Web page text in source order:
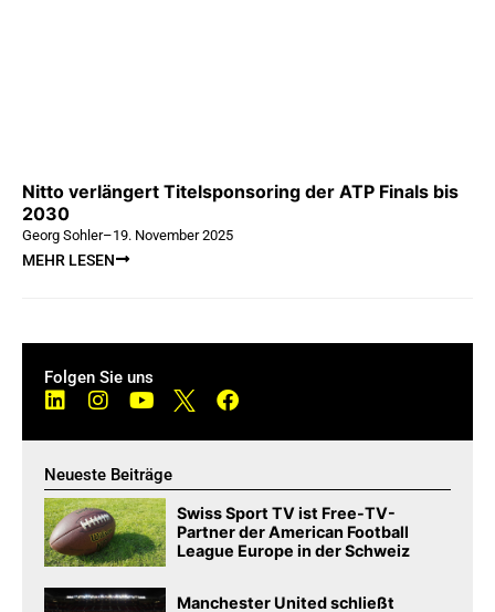
Nitto verlängert Titelsponsoring der ATP Finals bis
2030
Georg Sohler–19. November 2025
MEHR LESEN
Folgen Sie uns
Neueste Beiträge
Swiss Sport TV ist Free-TV-
Partner der American Football
League Europe in der Schweiz
Manchester United schließt